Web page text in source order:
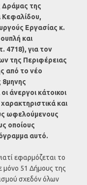
Δράμας της
Κεφαλίδου,
Εργασίας κ.
και
4718), για τον
της Περιφέρειας
από το νέο
άνεργοι κάτοικοι
και
ωφελούμενους
οποίους
αυτό.
εφαρμόζεται το
μόνο 51 Δήμους της
σχεδόν όλων